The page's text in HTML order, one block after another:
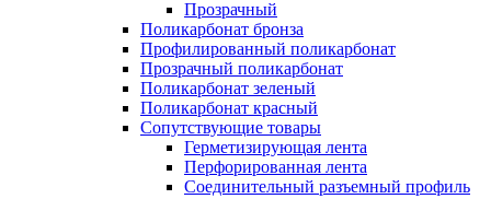
Прозрачный
Поликарбонат бронза
Профилированный поликарбонат
Прозрачный поликарбонат
Поликарбонат зеленый
Поликарбонат красный
Сопутствующие товары
Герметизирующая лента
Перфорированная лента
Соединительный разъемный профиль